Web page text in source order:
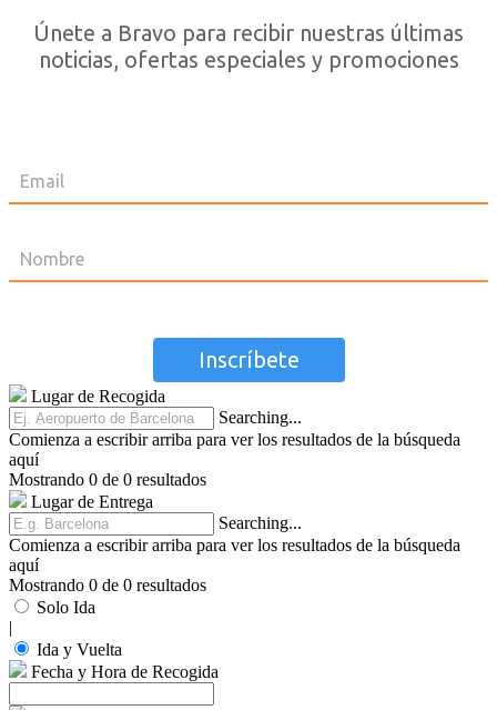
Únete a Bravo para recibir nuestras últimas
noticias, ofertas especiales y promociones
Lugar de Recogida
Searching...
Comienza a escribir arriba para ver los resultados de la búsqueda
aquí
Mostrando 0 de 0 resultados
Lugar de Entrega
Searching...
Comienza a escribir arriba para ver los resultados de la búsqueda
aquí
Mostrando 0 de 0 resultados
Solo Ida
|
Ida y Vuelta
Fecha y Hora de Recogida